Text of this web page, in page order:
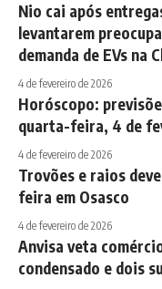
Nio cai após
levantarem
demanda de EVs na
4 de fevereiro de 2026
Horóscopo:
quarta-feira, 4 de
4 de fevereiro de 2026
Trovões e raios
feira em Osasco
4 de fevereiro de 2026
Anvisa veta
condensado e dois